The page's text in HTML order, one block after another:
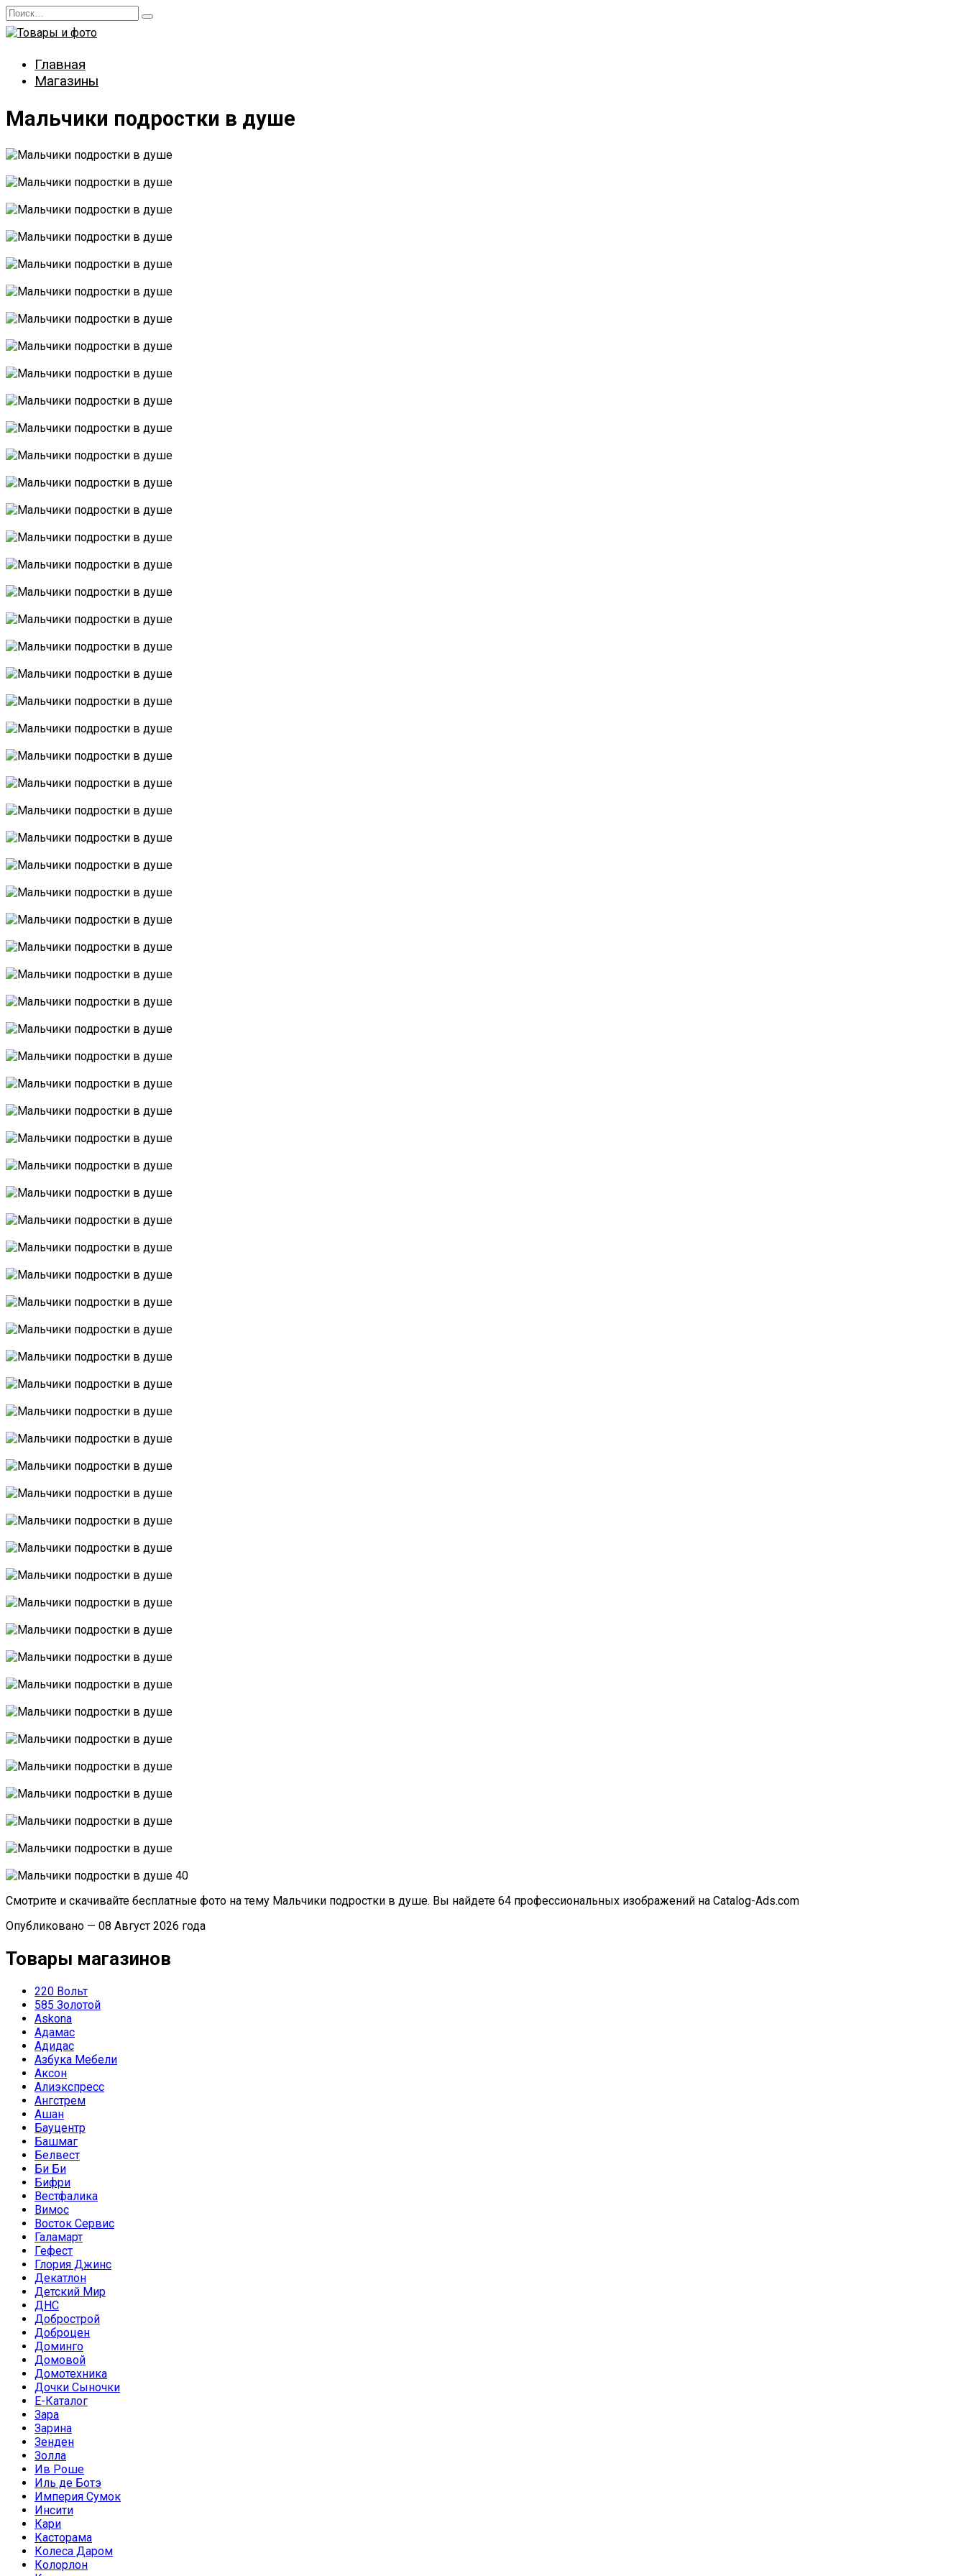
Перейти
к
содержанию
Search
for:
Главная
Магазины
Мальчики подростки в душе
Смотрите и скачивайте бесплатные фото на тему Мальчики подростки в душе. Вы найдете 64 профессиональных изображений на Catalog-Ads.com
Опубликовано — 08 Август 2026 года
Товары магазинов
220 Вольт
585 Золотой
Askona
Адамас
Адидас
Азбука Мебели
Аксон
Алиэкспресс
Ангстрем
Ашан
Бауцентр
Башмаг
Белвест
Би Би
Бифри
Вестфалика
Вимос
Восток Сервис
Галамарт
Гефест
Глория Джинс
Декатлон
Детский Мир
ДНС
Добрострой
Доброцен
Доминго
Домовой
Домотехника
Дочки Сыночки
Е-Каталог
Зара
Зарина
Зенден
Золла
Ив Роше
Иль де Ботэ
Империя Сумок
Инсити
Кари
Касторама
Колеса Даром
Колорлон